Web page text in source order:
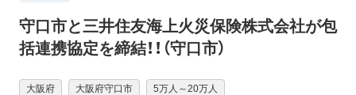
守口市と三井住友海上火災保険株式会社が包
括連携協定を締結！！（守口市）
大阪府 大阪府守口市 5万人～20万人